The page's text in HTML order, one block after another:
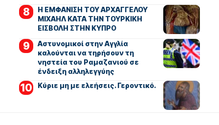
Η ΕΜΦΑΝΙΣΗ ΤΟΥ ΑΡΧΑΓΓΕΛΟΥ
ΜΙΧΑΗΛ ΚΑΤΑ ΤΗΝ ΤΟΥΡΚΙΚΗ
ΕΙΣΒΟΛΗ ΣΤΗΝ ΚΥΠΡΟ
Αστυνομικοί στην Αγγλία
καλούνται να τηρήσουν τη
νηστεία του Ραμαζανιού σε
ένδειξη αλληλεγγύης
Kύριε μη με ελεήσεις. Γεροντικό.